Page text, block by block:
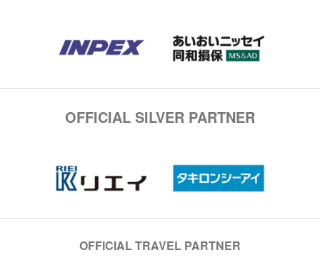
OFFICIAL SILVER PARTNER
OFFICIAL TRAVEL PARTNER